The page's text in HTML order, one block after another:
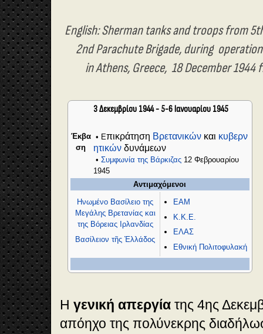
English: Sherman tanks and troops from
2nd Parachute Brigade, during
in Athens, Greece,18 December 1944
3 Δεκεμβρίου 1944 - 5-6 Ιανουαρίου 1945
Έκβα
ση
• Επικράτηση Βρετανικών και κυβερν
ητικών δυνάμεων
• Συμφωνία της Βάρκιζας 12 Φεβρουαρίου
1945
Αντιμαχόμενοι
Ηνωμένο Βασίλειο της
Μεγάλης Βρετανίας και
της Βόρειας Ιρλανδίας
Βασίλειον τῆς Ἑλλάδος
ΕΑΜ
K.K.E.
ΕΛΑΣ
Εθνική Πολιτοφυλακή
Η γενική απεργία της 4ης
απόηχο της πολύνεκρης